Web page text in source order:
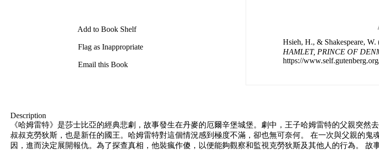
Add to Book Shelf
Flag as Inappropriate
Email this Book
Hsieh, H., & Shakespeare, W.
HAMLET, PRINCE OF
https://
Description
《哈姆雷特》是莎士比亞的經典悲劇，故事發生在丹麥的厄爾辛堡城堡。劇中，王子哈姆雷特的父親突然
叔叔克勞狄斯，也是新任的國王。哈姆雷特對這個情況感到極度不滿，卻也無可奈何。 在一次與父親的鬼
因，進而決定展開報仇。為了探查真相，他裝瘋作傻，以便能夠觀察和監視克勞狄斯及其他人的行為。 故